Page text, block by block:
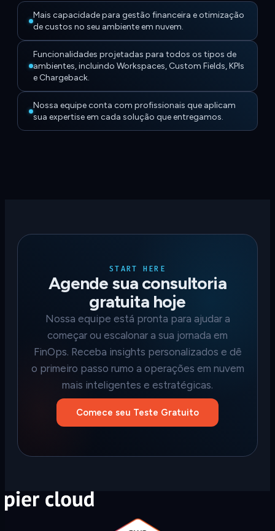
Mais capacidade para gestão financeira e otimização
de custos no seu ambiente em nuvem.
Funcionalidades projetadas para todos os tipos de
ambientes, incluindo Workspaces, Custom Fields, KPIs
e Chargeback.
Nossa equipe conta com profissionais que aplicam
sua expertise em cada solução que entregamos.
START HERE
Agende sua consultoria
gratuita hoje
Nossa equipe está pronta para ajudar a
começar ou escalonar a sua jornada em
FinOps. Receba insights personalizados e dê
o primeiro passo rumo a operações em nuvem
mais inteligentes e estratégicas.
Comece seu Teste Gratuito